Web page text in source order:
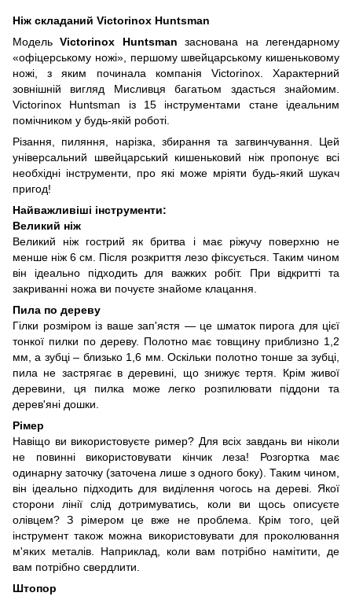
Ніж складаний Victorinox Huntsman
МодельVictorinox Huntsman заснована на легендарному
«офіцерському ножі», першому швейцарському кишеньковому
ножі, з яким починала компанія Victorinox. Характерний
зовнішній вигляд Мисливця багатьом здасться знайомим.
Victorinox Huntsman із 15 інструментами стане ідеальним
помічником у будь-якій роботі.
Різання, пиляння, нарізка, збирання та загвинчування. Цей
універсальний швейцарський кишеньковий ніж пропонує всі
необхідні інструменти, про які може мріяти будь-який шукач
пригод!
Найважливіші інструменти:
Великий ніж
Великий ніж гострий як бритва і має ріжучу поверхню не
менше ніж 6 см. Після розкриття лезо фіксується. Таким чином
він ідеально підходить для важких робіт. При відкритті та
закриванні ножа ви почуєте знайоме клацання.
Пила по дереву
Гілки розміром із ваше зап'ястя — це шматок пирога для цієї
тонкої пилки по дереву. Полотно має товщину приблизно 1,2
мм, а зубці – близько 1,6 мм. Оскільки полотно тонше за зубці,
пила не застрягає в деревині, що знижує тертя. Крім живої
деревини, ця пилка може легко розпилювати піддони та
дерев'яні дошки.
Рімер
Навіщо ви використовуєте ример? Для всіх завдань ви ніколи
не повинні використовувати кінчик леза! Розгортка має
одинарну заточку (заточена лише з одного боку). Таким чином,
він ідеально підходить для виділення чогось на дереві. Якої
сторони лінії слід дотримуватись, коли ви щось описуєте
олівцем? З рімером це вже не проблема. Крім того, цей
інструмент також можна використовувати для проколювання
м'яких металів. Наприклад, коли вам потрібно намітити, де
вам потрібно свердлити.
Штопор